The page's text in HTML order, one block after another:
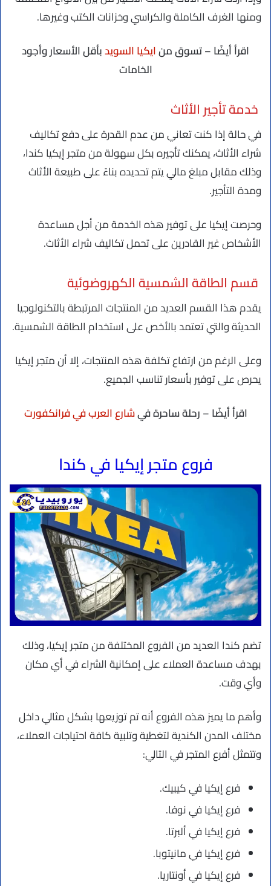
ومنها الغرف الكاملة والكراسي وخزانات الكتب وغيرها.
اقرأ أيضًا – تسوق منايكيا السويدبأقل الأسعار وأجود
الخامات
خدمة تأجير الأثاث
في حالة إذا كنت تعاني من عدم القدرة على دفع تكاليف
شراء الأثاث، يمكنك تأجيره بكل سهولة من متجر إيكيا كندا،
وذلك مقابل مبلغ مالي يتم تحديده بناءً على طبيعة الأثاث
ومدة التأجير.
وحرصت إيكيا على توفير هذه الخدمة من أجل مساعدة
الأشخاص غير القادرين على تحمل تكاليف شراء الأثاث.
قسم الطاقة الشمسية الكهروضوئية
يقدم هذا القسم العديد من المنتجات المرتبطة بالتكنولوجيا
الحديثة والتي تعتمد بالأخص على استخدام الطاقة الشمسية.
وعلى الرغم من ارتفاع تكلفة هذه المنتجات، إلا أن متجر إيكيا
يحرص على توفير بأسعار تناسب الجميع.
اقرأ أيضًا – رحلة ساحرة فيشارع العرب في فرانكفورت
فروع متجر إيكيا في كندا
تضم كندا العديد من الفروع المختلفة من متجر إيكيا، وذلك
بهدف مساعدة العملاء على إمكانية الشراء في أي مكان
وأي وقت.
وأهم ما يميز هذه الفروع أنه تم توزيعها بشكل مثالي داخل
مختلف المدن الكندية لتغطية وتلبية كافة احتياجات العملاء،
وتتمثل أفرع المتجر في التالي:
فرع إيكيا في كيبيك.
فرع إيكيا في نوفا.
فرع إيكيا في ألبرتا.
فرع إيكيا في مانيتوبا.
فرع إيكيا في أونتاريا.